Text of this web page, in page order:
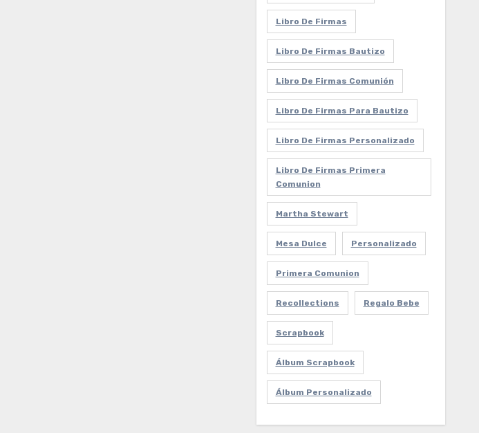
Libro De Firmas
Libro De Firmas Bautizo
Libro De Firmas Comunión
Libro De Firmas Para Bautizo
Libro De Firmas Personalizado
Libro De Firmas Primera
Comunion
Martha Stewart
Mesa Dulce Personalizado
Primera Comunion
Recollections Regalo Bebe
Scrapbook
Álbum Scrapbook
Álbum Personalizado